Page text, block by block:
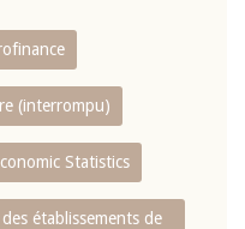
(interrompu)
Statistics
établissements de